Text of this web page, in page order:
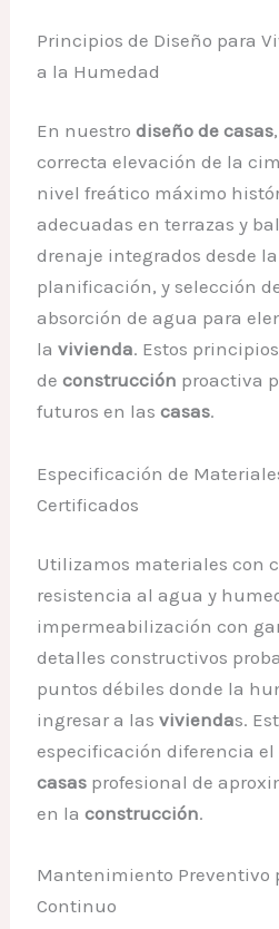
Principios de Diseño para
a la Humedad
En nuestrodiseño de casas
correcta elevación de la
nivel freático máximo
adecuadas en terrazas y
drenaje integrados desde
planificación, y selección
absorción de agua para
lavivienda. Estos principios
deconstrucción proactiva
futuros en lascasas.
Especificación de
Certificados
Utilizamos materiales con
resistencia al agua y
impermeabilización con
detalles constructivos
puntos débiles donde la
ingresar a lasviviendas.
especificación diferencia el
casas profesional de
en laconstrucción.
Mantenimiento Preventivo
Continuo